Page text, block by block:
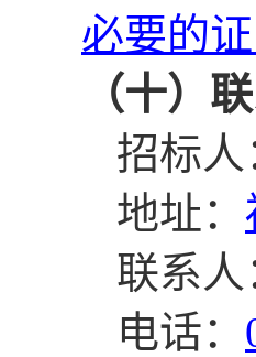
必要的证
（十）
招标人
地址：
联系人
电话：